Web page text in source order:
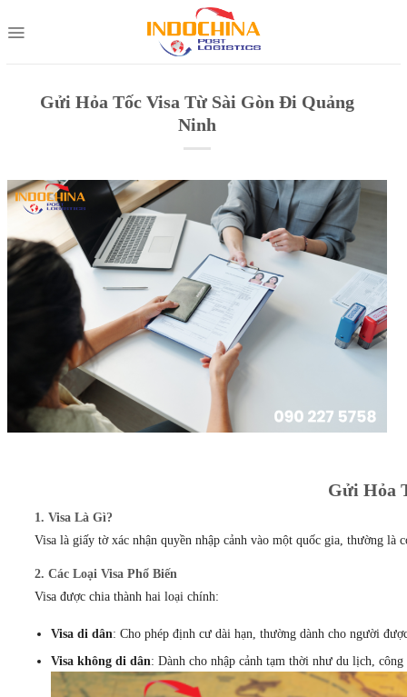
to
Gửi Hỏa Tốc Visa Từ Sài Gòn Đi Quảng
Ninh
Gửi Hỏa
1. Visa Là Gì?
Visa là giấy tờ xác nhận quyền nhập cảnh vào một quốc gia, thường là
2. Các Loại Visa Phổ Biến
Visa được chia thành hai loại chính:
Visa di dân: Cho phép định cư dài hạn, thường dành cho người
Visa không di dân: Dành cho nhập cảnh tạm thời như du lịch,